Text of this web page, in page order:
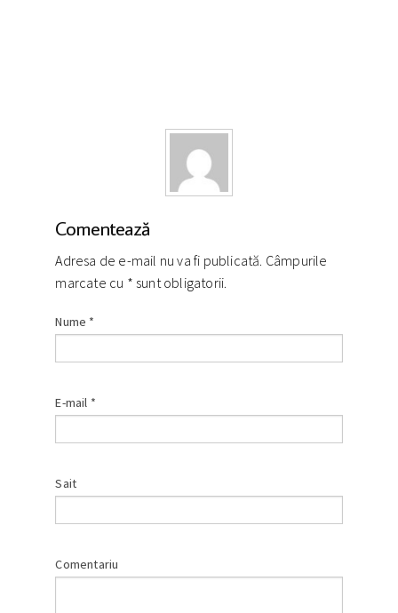
Comentează
Adresa de e-mail nu va fi publicată. Câmpurile
marcate cu * sunt obligatorii.
Nume *
E-mail *
Sait
Comentariu